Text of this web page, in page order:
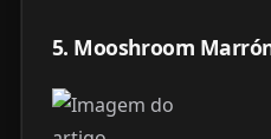
5. Mooshroom